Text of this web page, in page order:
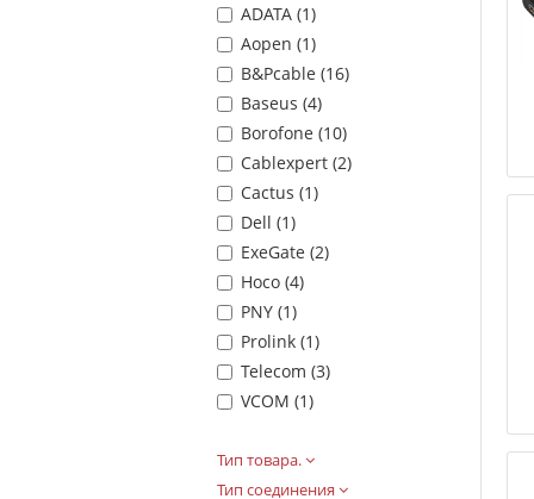
ADATA (1)
Aopen (1)
B&Pcable (16)
Baseus (4)
Borofone (10)
Cablexpert (2)
Cactus (1)
Dell (1)
ExeGate (2)
Hoco (4)
PNY (1)
Prolink (1)
Telecom (3)
VCOM (1)
Тип товара.
Тип соединения